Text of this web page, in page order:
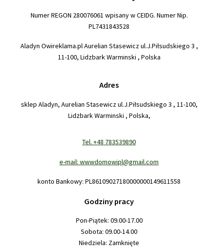
Numer REGON 280076061 wpisany w CEIDG. Numer Nip.
PL7431843528
Aladyn Owireklama.pl Aurelian Stasewicz ul.J.Piłsudskiego 3 ,
11-100, Lidzbark Warminski , Polska
Adres
sklep Aladyn, Aurelian Stasewicz ul.J.Piłsudskiego 3 , 11-100,
Lidzbark Warminski , Polska,
Tel. +48 783539890
e-mail: wwwdomowipl@gmail.com
konto Bankowy: PL86109027180000000149611558
Godziny pracy
Pon-Piątek: 09.00-17.00
Sobota: 09.00-14.00
Niedziela: Zamknięte